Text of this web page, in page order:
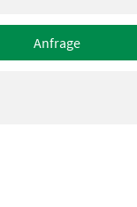
Anfrage